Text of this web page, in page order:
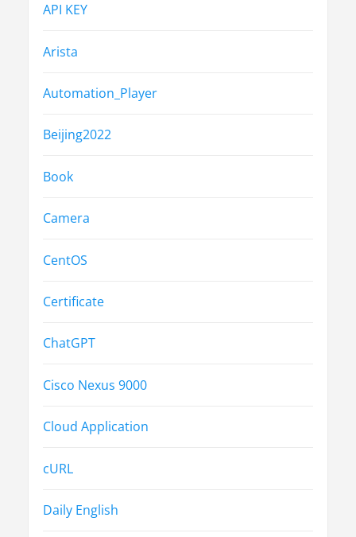
API KEY
Arista
Automation_Player
Beijing2022
Book
Camera
CentOS
Certificate
ChatGPT
Cisco Nexus 9000
Cloud Application
cURL
Daily English